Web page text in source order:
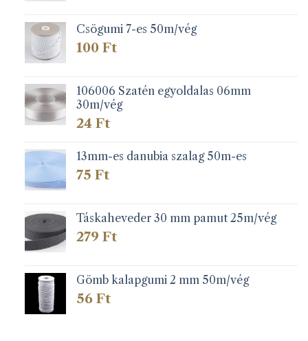
279 Ft
Csögumi 7-es 50m/vég
100 Ft
106006 Szatén egyoldalas 06mm
30m/vég
24 Ft
13mm-es danubia szalag 50m-es
75 Ft
Táskaheveder 30 mm pamut 25m/vég
279 Ft
Gömb kalapgumi 2 mm 50m/vég
56 Ft